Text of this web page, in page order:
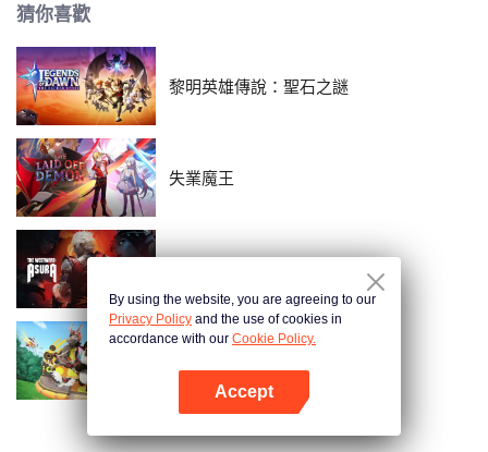
猜你喜歡
黎明英雄傳說：聖石之謎
失業魔王
By using the website, you are agreeing to our
Privacy Policy and the use of cookies in
accordance with our Cookie Policy.
Accept